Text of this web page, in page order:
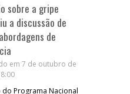
sobre a gripe
a discussão de
de
em 7 de outubro de
Programa Nacional